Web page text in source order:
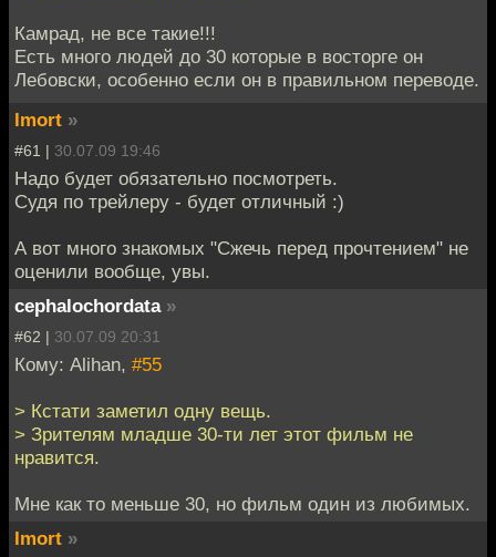
Камрад, не все такие!!!
Есть много людей до 30 которые в восторге он
Лебовски, особенно если он в правильном переводе.
Imort »
#61 | 30.07.09 19:46
Надо будет обязательно посмотреть.
Судя по трейлеру - будет отличный :)
А вот много знакомых "Сжечь перед прочтением" не
оценили вообще, увы.
cephalochordata »
#62 | 30.07.09 20:31
Кому: Alihan, #55
> Кстати заметил одну вещь.
> Зрителям младше 30-ти лет этот фильм не
нравится.
Мне как то меньше 30, но фильм один из любимых.
Imort »